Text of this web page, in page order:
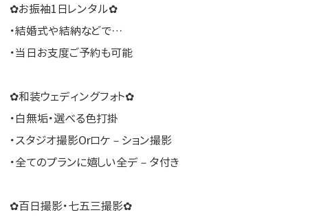
✿お振袖1日レンタル✿
・結婚式や結納などで…
・当日お支度ご予約も可能
✿和装ウェディングフォト✿
・白無垢・選べる色打掛
・スタジオ撮影Orロケ－ション撮影
・全てのプランに嬉しい全デ－タ付き
✿百日撮影・七五三撮影✿